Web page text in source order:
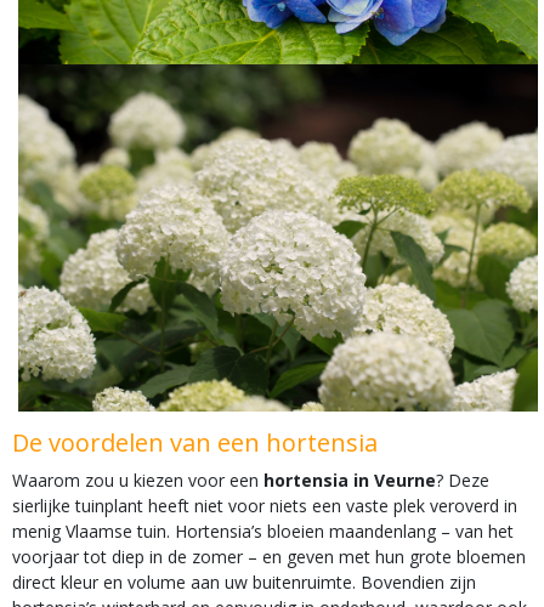
De voordelen van een hortensia
Waarom zou u kiezen voor een hortensia in Veurne? Deze
sierlijke tuinplant heeft niet voor niets een vaste plek veroverd in
menig Vlaamse tuin. Hortensia’s bloeien maandenlang – van het
voorjaar tot diep in de zomer – en geven met hun grote bloemen
direct kleur en volume aan uw buitenruimte. Bovendien zijn